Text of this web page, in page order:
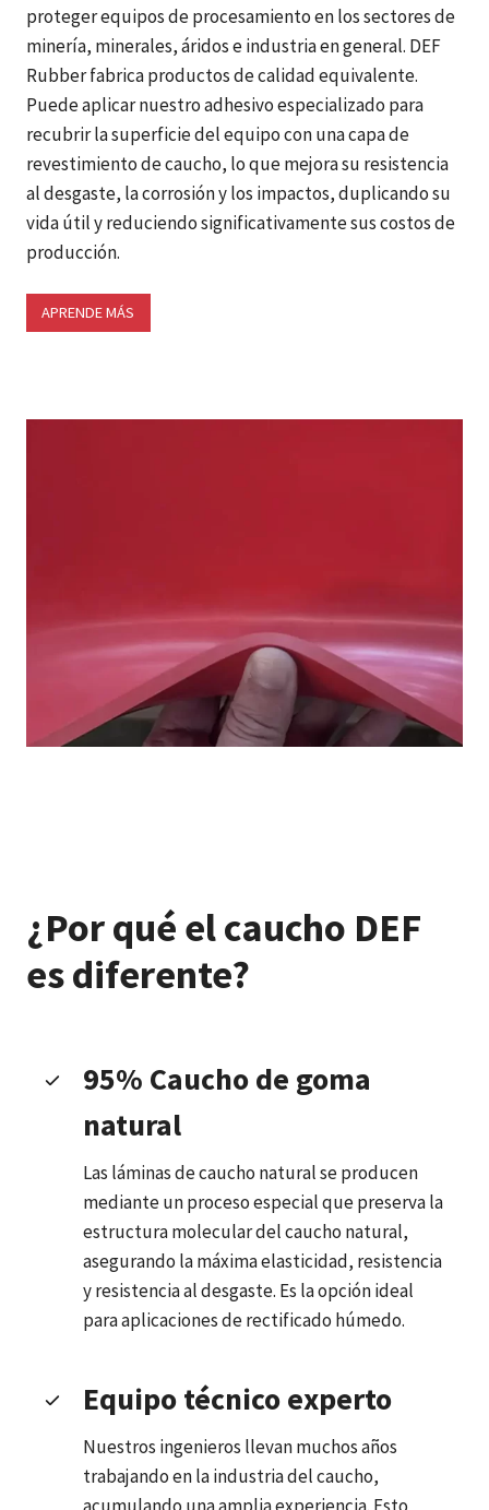
proteger equipos de procesamiento en los sectores de
minería, minerales, áridos e industria en general. DEF
Rubber fabrica productos de calidad equivalente.
Puede aplicar nuestro adhesivo especializado para
recubrir la superficie del equipo con una capa de
revestimiento de caucho, lo que mejora su resistencia
al desgaste, la corrosión y los impactos, duplicando su
vida útil y reduciendo significativamente sus costos de
producción.
APRENDE MÁS
¿Por qué el caucho DEF
es diferente?
95% Caucho de goma
natural
Las láminas de caucho natural se producen
mediante un proceso especial que preserva la
estructura molecular del caucho natural,
asegurando la máxima elasticidad, resistencia
y resistencia al desgaste. Es la opción ideal
para aplicaciones de rectificado húmedo.
Equipo técnico experto
Nuestros ingenieros llevan muchos años
trabajando en la industria del caucho,
acumulando una amplia experiencia. Esto